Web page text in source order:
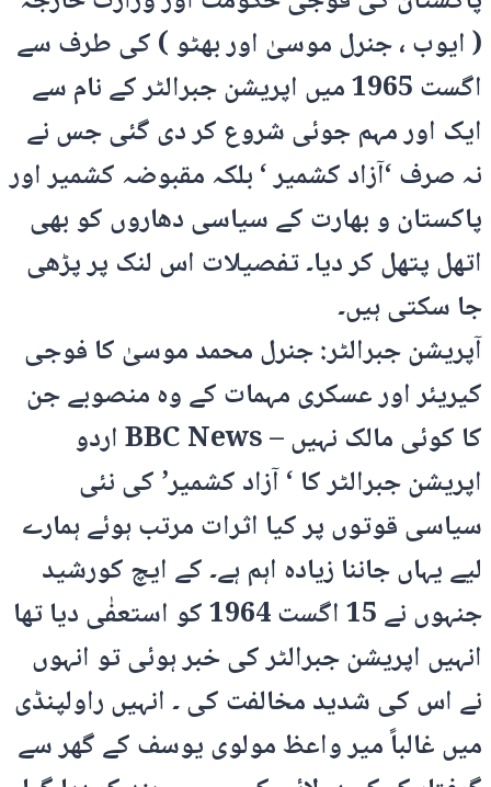
( ایوب ، جنرل موسیٰ اور بھٹو ) کی طرف سے
اگست 1965 میں اپریشن جبرالٹر کے نام سے
ایک اور مہم جوئی شروع کر دی گئی جس نے
نہ صرف ‘آزاد کشمیر ‘ بلکہ مقبوضہ کشمیر اور
پاکستان و بھارت کے سیاسی دھاروں کو بھی
اتھل پتھل کر دیا۔ تفصیلات اس لنک پر پڑھی
جا سکتی ہیں۔
آپریشن جبرالٹر: جنرل محمد موسیٰ کا فوجی
کیریئر اور عسکری مہمات کے وہ منصوبے جن
کا کوئی مالک نہیں – BBC News اردو
اپریشن جبرالٹر کا ‘ آزاد کشمیر’ کی نئی
سیاسی قوتوں پر کیا اثرات مرتب ہوئے ہمارے
لیے یہاں جاننا زیادہ اہم ہے۔ کے ایچ کورشید
جنہوں نے 15 اگست 1964 کو استعفٰی دیا تھا
انہیں اپریشن جبرالٹر کی خبر ہوئی تو انہوں
نے اس کی شدید مخالفت کی ۔ انہیں راولپنڈی
میں غالباً میر واعظ مولوی یوسف کے گھر سے